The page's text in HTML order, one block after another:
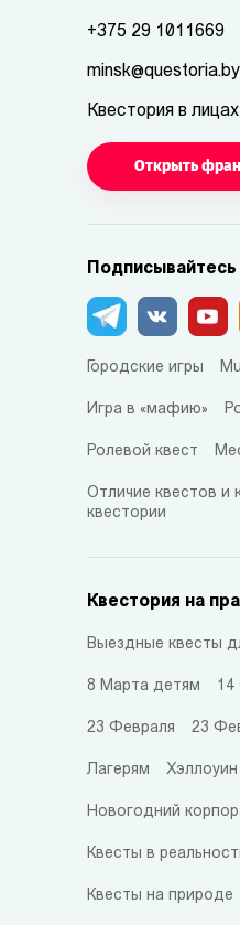
+375 29 1011669
minsk@questoria.by
Квестория в лицах
Открыть
Подписывайтесь
Городские игры
Игра в «мафию»
Ролевой квест
Отличие квестов и
квестории
Квестория на
Выездные квесты
8 Марта детям 14
23 Февраля 23
Лагерям Хэллоуин
Новогодний
Квесты в
Квесты на природе